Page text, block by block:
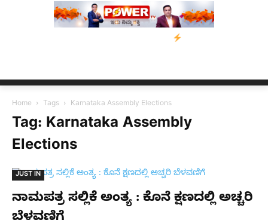
ಬೀರೇನ್ ಸಿಂಗ್ ಅವರ
Home Tags Karnataka Assembly Elections
Tag: Karnataka Assembly
Elections
JUST IN
ನಾಮಪತ್ರ ಸಲ್ಲಿಕೆ ಅಂತ್ಯ : ಕೊನೆ ಕ್ಷಣದಲ್ಲಿ ಅಚ್ಚರಿ